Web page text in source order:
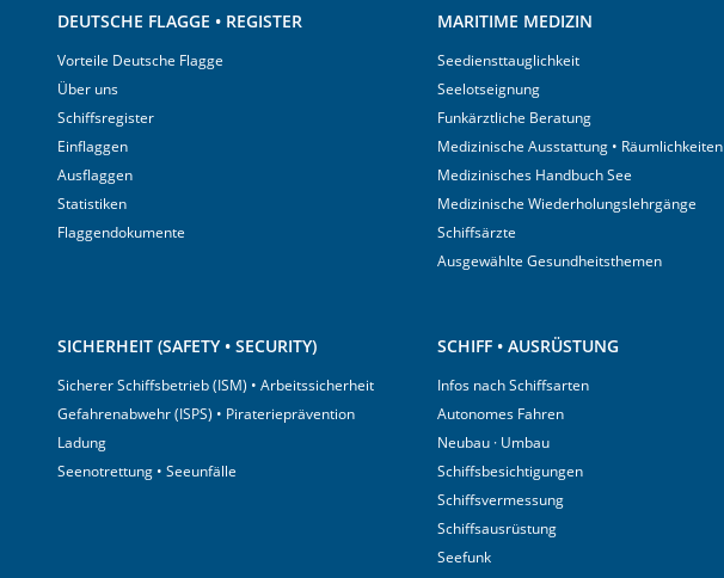
DEUTSCHE FLAGGE • REGISTER
Vorteile Deutsche Flagge
Über uns
Schiffsregister
Einflaggen
Ausflaggen
Statistiken
Flaggendokumente
MARITIME MEDIZIN
Seediensttauglichkeit
Seelotseignung
Funkärztliche Beratung
Medizinische Ausstattung • Räumlichkeiten
Medizinisches Handbuch See
Medizinische Wiederholungslehrgänge
Schiffsärzte
Ausgewählte Gesundheitsthemen
SICHERHEIT (SAFETY • SECURITY)
Sicherer Schiffsbetrieb (ISM) • Arbeitssicherheit
Gefahrenabwehr (ISPS) • Piraterieprävention
Ladung
Seenotrettung • Seeunfälle
SCHIFF • AUSRÜSTUNG
Infos nach Schiffsarten
Autonomes Fahren
Neubau · Umbau
Schiffsbesichtigungen
Schiffsvermessung
Schiffsausrüstung
Seefunk